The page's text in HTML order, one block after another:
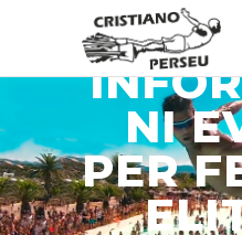
NI
PER